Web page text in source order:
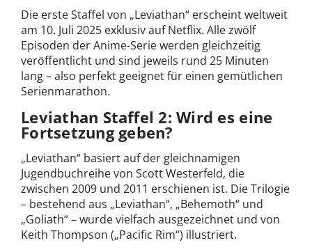
Die erste Staffel von „Leviathan“ erscheint weltweit
am 10. Juli 2025 exklusiv auf Netflix. Alle zwölf
Episoden der Anime-Serie werden gleichzeitig
veröffentlicht und sind jeweils rund 25 Minuten
lang – also perfekt geeignet für einen gemütlichen
Serienmarathon.
Leviathan Staffel 2: Wird es eine
Fortsetzung geben?
„Leviathan“ basiert auf der gleichnamigen
Jugendbuchreihe von Scott Westerfeld, die
zwischen 2009 und 2011 erschienen ist. Die Trilogie
– bestehend aus „Leviathan“, „Behemoth“ und
„Goliath“ – wurde vielfach ausgezeichnet und von
Keith Thompson („Pacific Rim“) illustriert.